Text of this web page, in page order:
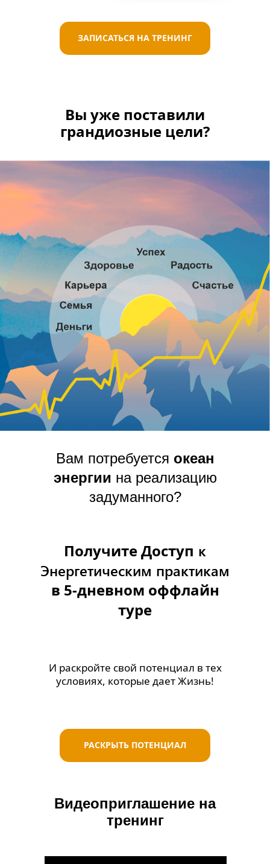
ЗАПИСАТЬСЯ НА ТРЕНИНГ
Вы уже поставили
грандиозные цели?
Вам потребуется океан
энергии на реализацию
задуманного?
Получите Доступ к
Энергетическим практикам
в 5-дневном оффлайн
туре
И раскройте свой потенциал в тех
условиях, которые дает Жизнь!
РАСКРЫТЬ ПОТЕНЦИАЛ
Видеоприглашение на
тренинг